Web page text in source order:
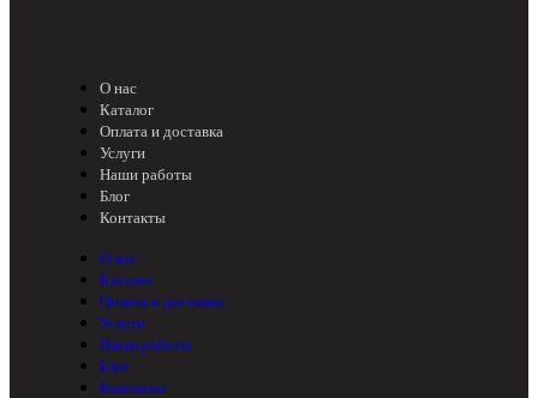
О нас
Каталог
Оплата и доставка
Услуги
Наши работы
Блог
Контакты
О нас
Каталог
Оплата и доставка
Услуги
Наши работы
Блог
Контакты